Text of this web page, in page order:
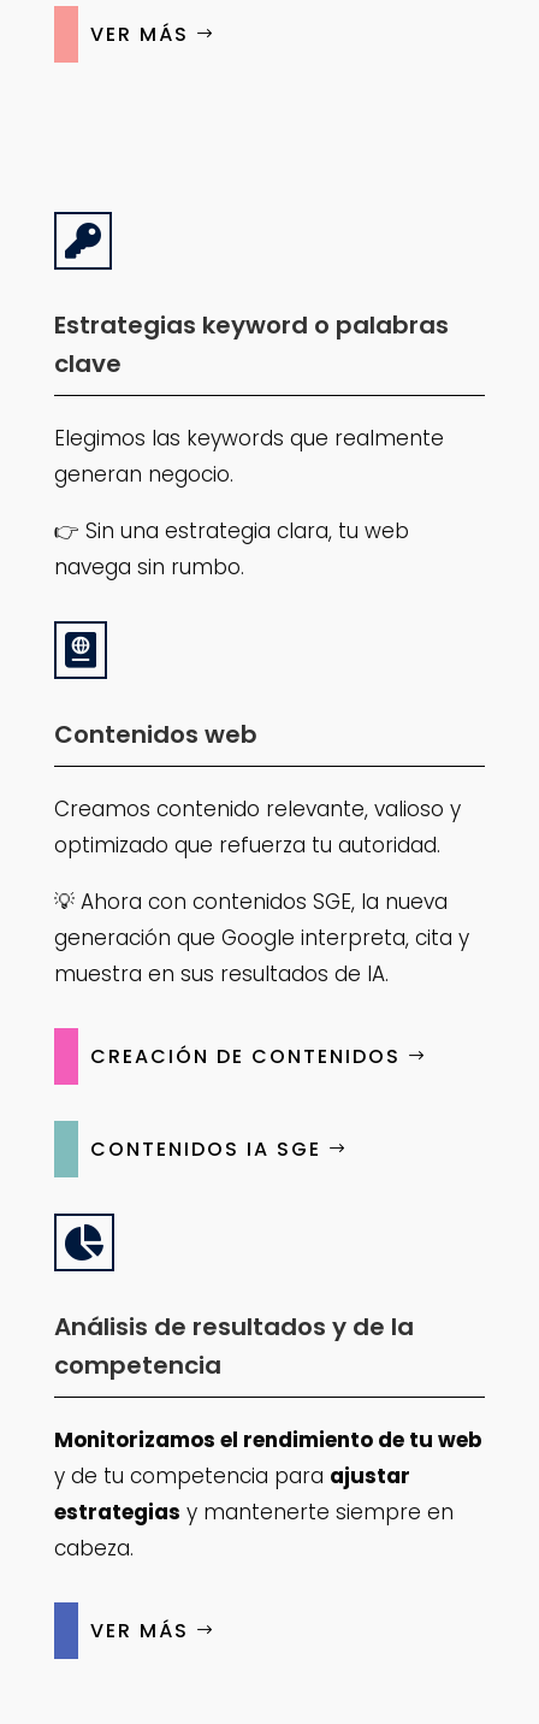
VER MÁS

Estrategias keyword o palabras
clave
Elegimos las keywords que realmente
generan negocio.
👉 Sin una estrategia clara, tu web
navega sin rumbo.

Contenidos web
Creamos contenido relevante, valioso y
optimizado que refuerza tu autoridad.
💡 Ahora con contenidos SGE, la nueva
generación que Google interpreta, cita y
muestra en sus resultados de IA.
CREACIÓN DE CONTENIDOS
CONTENIDOS IA SGE

Análisis de resultados y de la
competencia
Monitorizamos el rendimiento de tu web
y de tu competencia para ajustar
estrategias y mantenerte siempre en
cabeza.
VER MÁS